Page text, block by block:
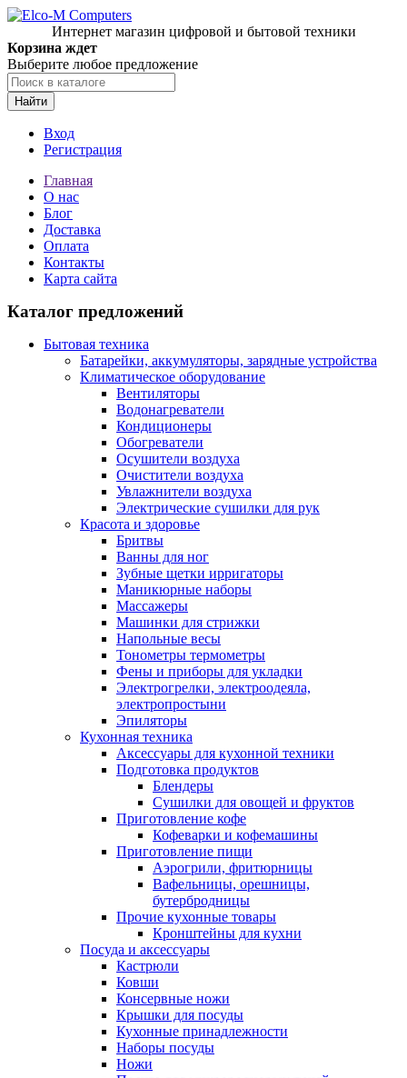
Интернет магазин цифровой и бытовой техники
Корзина ждет
Выберите любое предложение
Найти
Вход
Регистрация
Главная
О нас
Блог
Доставка
Оплата
Контакты
Карта сайта
Каталог предложений
Бытовая техника
Батарейки, аккумуляторы, зарядные устройства
Климатическое оборудование
Вентиляторы
Водонагреватели
Кондиционеры
Обогреватели
Осушители воздуха
Очистители воздуха
Увлажнители воздуха
Электрические сушилки для рук
Красота и здоровье
Бритвы
Ванны для ног
Зубные щетки ирригаторы
Маникюрные наборы
Массажеры
Машинки для стрижки
Напольные весы
Тонометры термометры
Фены и приборы для укладки
Электрогрелки, электроодеяла,
электропростыни
Эпиляторы
Кухонная техника
Аксессуары для кухонной техники
Подготовка продуктов
Блендеры
Сушилки для овощей и фруктов
Приготовление кофе
Кофеварки и кофемашины
Приготовление пищи
Аэрогрили, фритюрницы
Вафельницы, орешницы,
бутербродницы
Прочие кухонные товары
Кронштейны для кухни
Посуда и аксессуары
Кастрюли
Ковши
Консервные ножи
Крышки для посуды
Кухонные принадлежности
Наборы посуды
Ножи